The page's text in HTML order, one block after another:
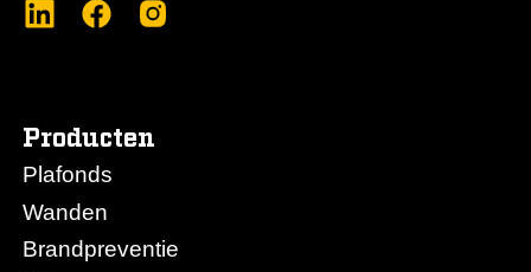
Producten
Plafonds
Wanden
Brandpreventie